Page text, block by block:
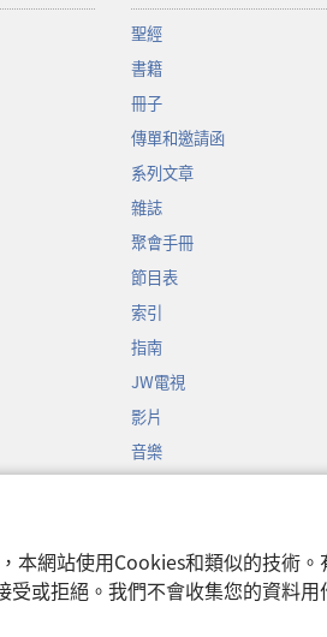
本網站使用Cookies和類似的技術
受或拒絕。我們不會收集您的資料
聖經
書籍
冊子
傳單和邀請函
系列文章
雜誌
聚會手冊
節目表
索引
指南
JW電視
影片
音樂